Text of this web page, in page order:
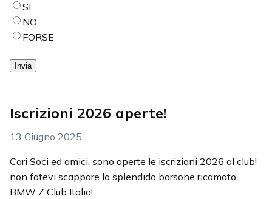
SI
NO
FORSE
Invia
Iscrizioni 2026 aperte!
13 Giugno 2025
Cari Soci ed amici, sono aperte le iscrizioni 2026 al club!
non fatevi scappare lo splendido borsone ricamato
BMW Z Club Italia!